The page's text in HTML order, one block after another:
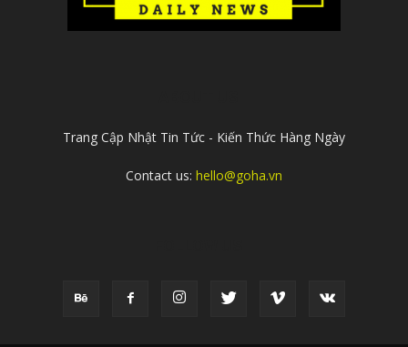
Trang Cập Nhật Tin Tức - Kiến Thức Hàng Ngày
Contact us: hello@goha.vn